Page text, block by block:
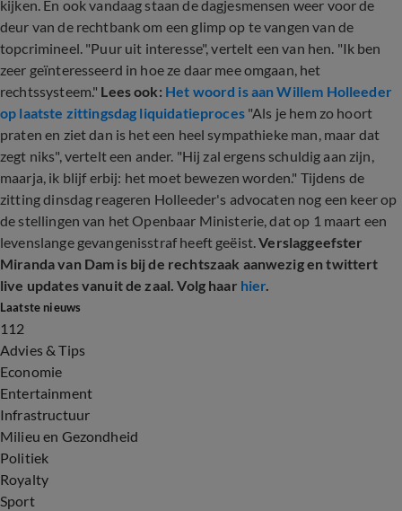
kijken. En ook vandaag staan de dagjesmensen weer voor de
deur van de rechtbank om een glimp op te vangen van de
topcrimineel. "Puur uit interesse", vertelt een van hen. "Ik ben
zeer geïnteresseerd in hoe ze daar mee omgaan, het
rechtssysteem." Lees ook: Het woord is aan Willem Holleeder
op laatste zittingsdag liquidatieproces"Als je hem zo hoort
praten en ziet dan is het een heel sympathieke man, maar dat
zegt niks", vertelt een ander. "Hij zal ergens schuldig aan zijn,
maarja, ik blijf erbij: het moet bewezen worden." Tijdens de
zitting dinsdag reageren Holleeder's advocaten nog een keer op
de stellingen van het Openbaar Ministerie, dat op 1 maart een
levenslange gevangenisstraf heeft geëist.Verslaggeefster
Miranda van Dam is bij de rechtszaak aanwezig en twittert
live updates vanuit de zaal. Volg haar hier.
Laatste nieuws
112
Advies & Tips
Economie
Entertainment
Infrastructuur
Milieu en Gezondheid
Politiek
Royalty
Sport